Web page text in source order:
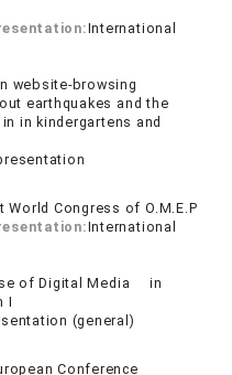
International
website-browsing
earthquakes and the
in kindergartens and
World Congress of O.M.E.P
International
of Digital Media in
I
(general)
Conference